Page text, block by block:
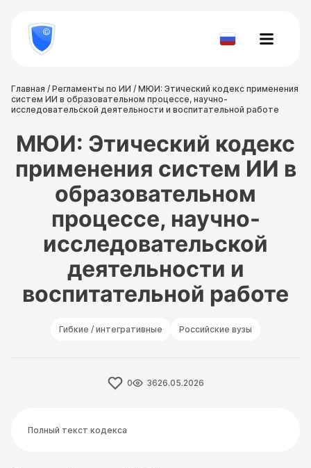
800
777-
81-Проверить
Главная / Регламенты по ИИ / МЮИ: Этический кодекс применения
систем ИИ в образовательном процессе, научно-
исследовательской деятельности и воспитательной работе
МЮИ: Этический кодекс
применения систем ИИ в
образовательном
процессе, научно-
исследовательской
деятельности и
воспитательной работе
Гибкие / интегративные Российские вузы
0 3626.05.2026
Полный текст кодекса